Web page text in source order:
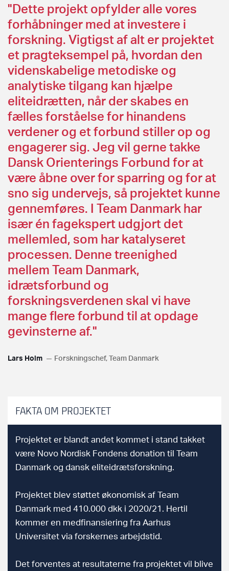
"Dette projekt opfylder alle vores
forhåbninger med at investere i
forskning. Vigtigst af alt er projektet
et pragteksempel på, hvordan den
videnskabelige metodiske og
analytiske tilgang kan hjælpe
eliteidrætten, når der skabes en
fælles forståelse for hinandens
verdener og et forbund stiller op og
engagerer sig. Jeg vil gerne takke
Dansk Orienterings Forbund for at
være åbne over for sparring og for at
sno sig undervejs, så projektet kunne
gennemføres. I Team Danmark har
især én fagekspert udgjort det
mellemled, som har katalyseret
processen. Denne treenighed
mellem Team Danmark,
idrætsforbund og
forskningsverdenen skal vi have
mange flere forbund til at opdage
gevinsterne af."
Lars Holm Forskningschef, Team Danmark
FAKTA OM PROJEKTET
Projektet er blandt andet kommet i stand takket
være Novo Nordisk Fondens donation til Team
Danmark og dansk eliteidrætsforskning.
Projektet blev støttet økonomisk af Team
Danmark med 410.000 dkk i 2020/21. Hertil
kommer en medfinansiering fra Aarhus
Universitet via forskernes arbejdstid.
Det forventes at resultaterne fra projektet vil blive